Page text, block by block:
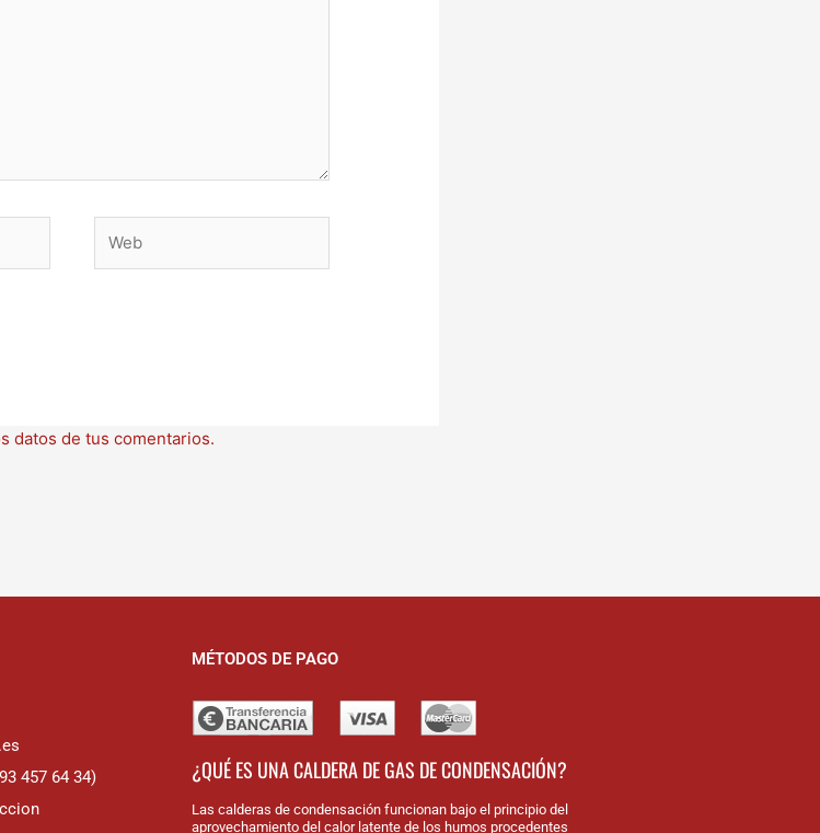
datos de tus comentarios.
457 64 34)
MÉTODOS DE PAGO
¿QUÉ ES UNA CALDERA DE GAS DE CONDENSACIÓN?
Las calderas de condensación funcionan bajo el principio del
aprovechamiento del calor latente de los humos procedentes